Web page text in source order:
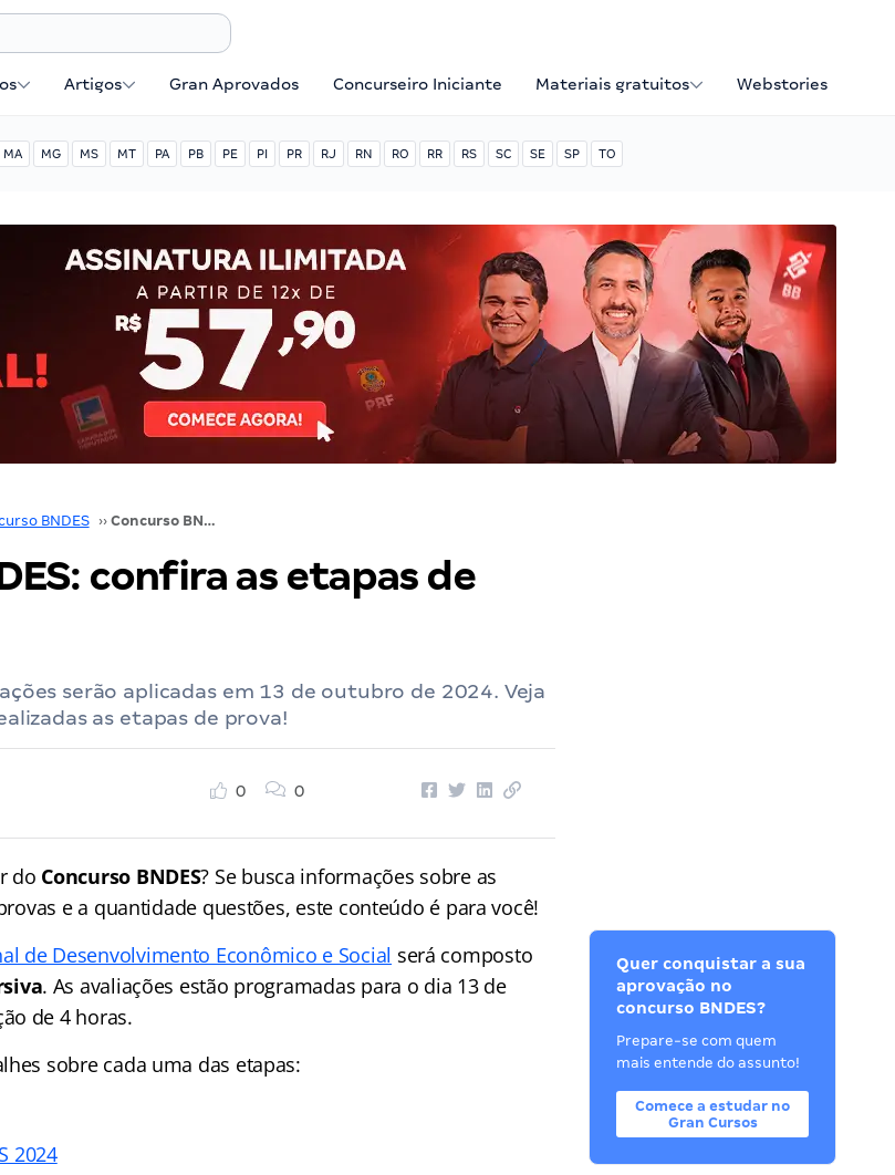
Artigos Gran Aprovados Concurseiro Iniciante Materiais gratuitos Webstories
MA MG MS MT PA PB PE PI PR RJ RN RO RR RS SC SE SP TO
BNDES ›› Concurso BNDES: confira as etapas de provas!
confira as etapas de
serão aplicadas em 13 de outubro de 2024. Veja
as etapas de prova!
0 0
do Concurso BNDES? Se busca informações sobre as
e a quantidade questões, este conteúdo é para você!
de Desenvolvimento Econômico e Social será composto
. As avaliações estão programadas para o dia 13 de
de 4 horas.
sobre cada uma das etapas:
2024
Quer conquistar a sua
aprovação no
concurso BNDES?
Prepare-se com quem
mais entende do assunto!
Comece a estudar no
Gran Cursos